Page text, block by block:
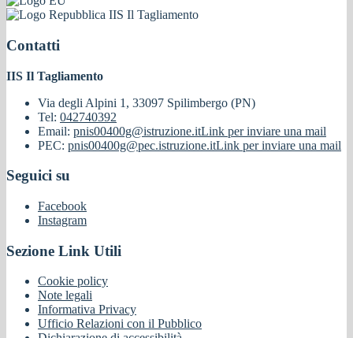
IIS Il Tagliamento
Contatti
IIS Il Tagliamento
Via degli Alpini 1, 33097 Spilimbergo (PN)
Tel: 042740392
Email: pnis00400g@istruzione.itLink per inviare una mail
PEC: pnis00400g@pec.istruzione.itLink per inviare una mail
Seguici su
Facebook
Instagram
Sezione Link Utili
Cookie policy
Note legali
Informativa Privacy
Ufficio Relazioni con il Pubblico